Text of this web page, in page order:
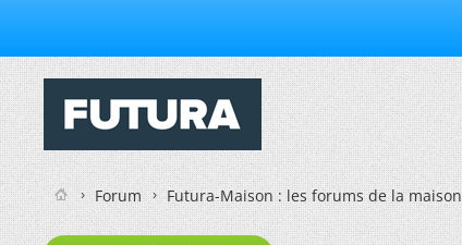
Forum Futura-Maison : les forums de la maison